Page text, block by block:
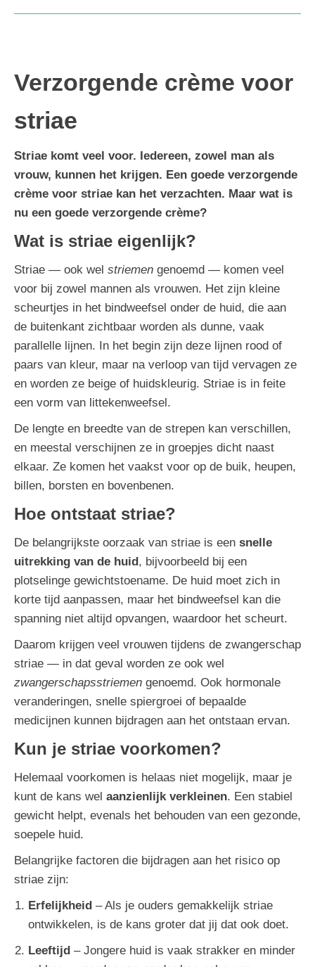
Verzorgende crème voor
striae
Striae komt veel voor. Iedereen, zowel man als
vrouw, kunnen het krijgen. Een goede verzorgende
crème voor striae kan het verzachten. Maar wat is
nu een goede verzorgende crème?
Wat is striae eigenlijk?
Striae — ook wel striemen genoemd — komen veel
voor bij zowel mannen als vrouwen. Het zijn kleine
scheurtjes in het bindweefsel onder de huid, die aan
de buitenkant zichtbaar worden als dunne, vaak
parallelle lijnen. In het begin zijn deze lijnen rood of
paars van kleur, maar na verloop van tijd vervagen ze
en worden ze beige of huidskleurig. Striae is in feite
een vorm van littekenweefsel.
De lengte en breedte van de strepen kan verschillen,
en meestal verschijnen ze in groepjes dicht naast
elkaar. Ze komen het vaakst voor op de buik, heupen,
billen, borsten en bovenbenen.
Hoe ontstaat striae?
De belangrijkste oorzaak van striae is een snelle
uitrekking van de huid, bijvoorbeeld bij een
plotselinge gewichtstoename. De huid moet zich in
korte tijd aanpassen, maar het bindweefsel kan die
spanning niet altijd opvangen, waardoor het scheurt.
Daarom krijgen veel vrouwen tijdens de zwangerschap
striae — in dat geval worden ze ook wel
zwangerschapsstriemen genoemd. Ook hormonale
veranderingen, snelle spiergroei of bepaalde
medicijnen kunnen bijdragen aan het ontstaan ervan.
Kun je striae voorkomen?
Helemaal voorkomen is helaas niet mogelijk, maar je
kunt de kans wel aanzienlijk verkleinen. Een stabiel
gewicht helpt, evenals het behouden van een gezonde,
soepele huid.
Belangrijke factoren die bijdragen aan het risico op
striae zijn:
Erfelijkheid – Als je ouders gemakkelijk striae
ontwikkelen, is de kans groter dat jij dat ook doet.
Leeftijd – Jongere huid is vaak strakker en minder